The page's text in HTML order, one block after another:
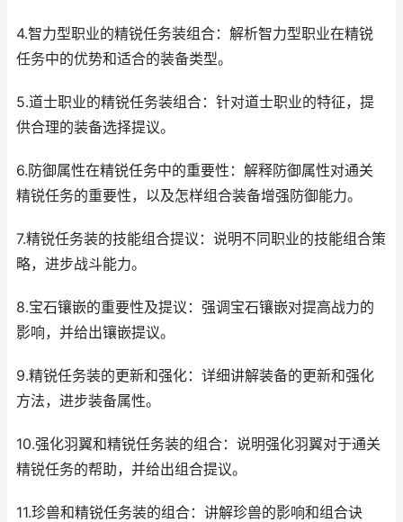
4.智力型职业的精锐任务装组合：解析智力型职业在精锐
任务中的优势和适合的装备类型。
5.道士职业的精锐任务装组合：针对道士职业的特征，提
供合理的装备选择提议。
6.防御属性在精锐任务中的重要性：解释防御属性对通关
精锐任务的重要性，以及怎样组合装备增强防御能力。
7.精锐任务装的技能组合提议：说明不同职业的技能组合策
略，进步战斗能力。
8.宝石镶嵌的重要性及提议：强调宝石镶嵌对提高战力的
影响，并给出镶嵌提议。
9.精锐任务装的更新和强化：详细讲解装备的更新和强化
方法，进步装备属性。
10.强化羽翼和精锐任务装的组合：说明强化羽翼对于通关
精锐任务的帮助，并给出组合提议。
11.珍兽和精锐任务装的组合：讲解珍兽的影响和组合诀